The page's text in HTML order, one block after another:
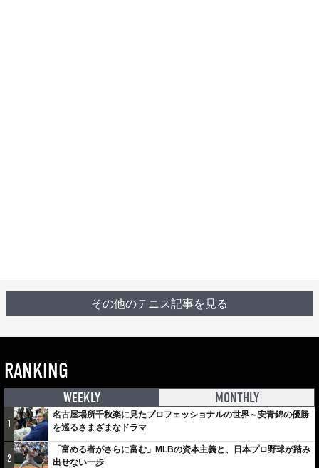
その他のテニス記事を見る
RANKING
WEEKLY MONTHLY
1
名古屋場所千秋楽に見たプロフェッショナルの世界～安青錦の優勝
を巡るさまざまなドラマ
2
「富める者がさらに富む」MLBの資本主義と、日本プロ野球が踏み
出せない一歩